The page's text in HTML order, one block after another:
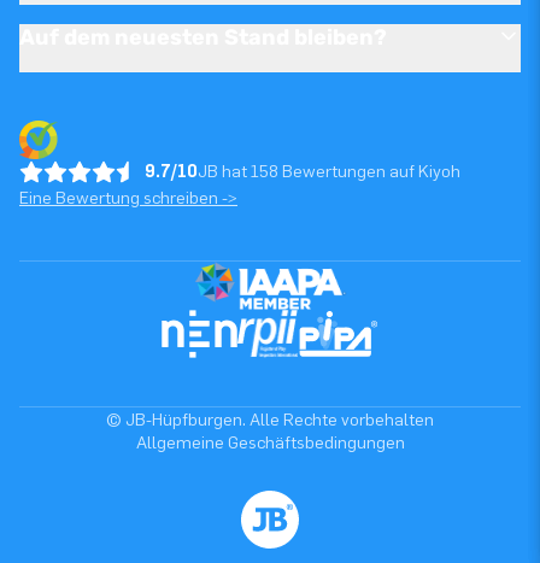
9.7/10JB hat 158 Bewertungen auf Kiyoh
Eine Bewertung schreiben ->
© JB-Hüpfburgen. Alle Rechte vorbehalten
Allgemeine Geschäftsbedingungen